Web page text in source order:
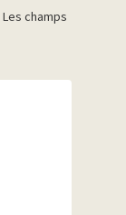
Les champs